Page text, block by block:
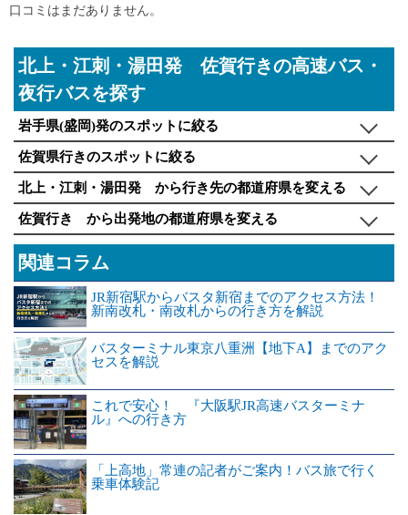
口コミはまだありません。
北上・江刺・湯田発 佐賀行きの高速バス・
夜行バスを探す
岩手県(盛岡)発のスポットに絞る
佐賀県行きのスポットに絞る
北上・江刺・湯田発 から行き先の都道府県を変える
佐賀行き から出発地の都道府県を変える
関連コラム
JR新宿駅からバスタ新宿までのアクセス方法！
新南改札・南改札からの行き方を解説
バスターミナル東京八重洲【地下A】までのアク
セスを解説
これで安心！ 『大阪駅JR高速バスターミナ
ル』への行き方
「上高地」常連の記者がご案内！バス旅で行く
乗車体験記